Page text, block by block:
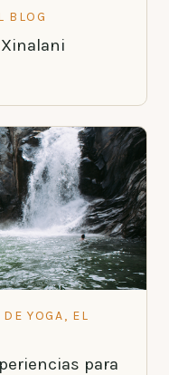
BLOG
YOGA, EL
para